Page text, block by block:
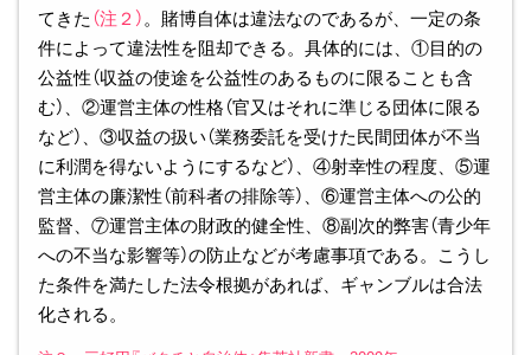
てきた （注２）。賭博自体は違法なのであるが、一定の条
件によって違法性を阻却できる。具体的には、①目的の
公益性（収益の使途を公益性のあるものに限ることも含
む）、②運営主体の性格（官又はそれに準じる団体に限る
など）、③収益の扱い（業務委託を受けた民間団体が不当
に利潤を得ないようにするなど）、④射幸性の程度、⑤運
営主体の廉潔性（前科者の排除等）、⑥運営主体への公的
監督、⑦運営主体の財政的健全性、⑧副次的弊害（青少年
への不当な影響等）の防止などが考慮事項である。こうし
た条件を満たした法令根拠があれば、ギャンブルは合法
化される。